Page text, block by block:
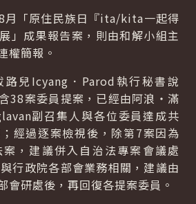
月「原住民族日『ita/kita一起得
」成果報告案，則由和解小組主
權簡報。
兒Icyang．Parod執行秘書說
38案委員提案，已經由阿浪‧滿
副召集人與各位委員達成共
經過逐案檢視後，除第7案因為
，建議併入自治法專案會議處
行政院各部會業務相關，建議由
會研處後，再回復各提案委員。